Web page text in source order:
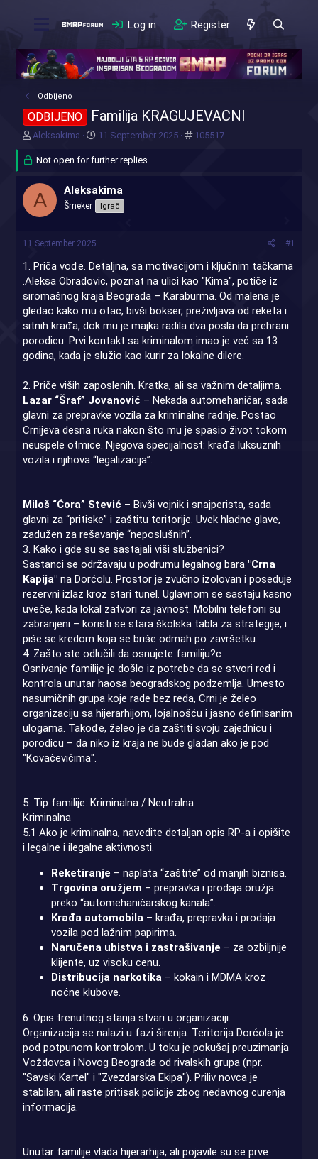
Log in Register
Odbijeno
ODBIJENO Familija KRAGUJEVACNI
T
r
a
d
t
e
r
Aleksakima
S
a
t
d
a
11 September 2025 #105517
Not open for further replies.
A Aleksakima
Šmeker Igrač
11 September 2025 #1
1. Priča vođe. Detaljna, sa motivacijom i ključnim tačkama
.Aleksa Obradovic, poznat na ulici kao "Kima", potiče iz
siromašnog kraja Beograda – Karaburma. Od malena je
gledao kako mu otac, bivši bokser, preživljava od reketa i
sitnih krađa, dok mu je majka radila dva posla da prehrani
porodicu. Prvi kontakt sa kriminalom imao je već sa 13
godina, kada je služio kao kurir za lokalne dilere.
2. Priče viših zaposlenih. Kratka, ali sa važnim detaljima.
Lazar “Šraf” Jovanović – Nekada automehaničar, sada
glavni za prepravke vozila za kriminalne radnje. Postao
Crnijeva desna ruka nakon što mu je spasio život tokom
neuspele otmice. Njegova specijalnost: krađa luksuznih
vozila i njihova “legalizacija”.
Miloš “Ćora” Stević – Bivši vojnik i snajperista, sada
glavni za “pritiske” i zaštitu teritorije. Uvek hladne glave,
zadužen za rešavanje “neposlušnih”.
3. Kako i gde su se sastajali viši službenici?
Sastanci se održavaju u podrumu legalnog bara"Crna
Kapija" na Dorćolu. Prostor je zvučno izolovan i poseduje
rezervni izlaz kroz stari tunel. Uglavnom se sastaju kasno
uveče, kada lokal zatvori za javnost. Mobilni telefoni su
zabranjeni – koristi se stara školska tabla za strategije, i
piše se kredom koja se briše odmah po završetku.
4. Zašto ste odlučili da osnujete familiju?c
Osnivanje familije je došlo iz potrebe da se stvori red i
kontrola unutar haosa beogradskog podzemlja. Umesto
nasumičnih grupa koje rade bez reda, Crni je želeo
organizaciju sa hijerarhijom, lojalnošću i jasno definisanim
ulogama. Takođe, želeo je da zaštiti svoju zajednicu i
porodicu – da niko iz kraja ne bude gladan ako je pod
"Kovačevićima".
5. Tip familije: Kriminalna / Neutralna
Kriminalna
5.1 Ako je kriminalna, navedite detaljan opis RP-a i opišite
i legalne i ilegalne aktivnosti.
Reketiranje – naplata “zaštite” od manjih biznisa.
Trgovina oružjem – prepravka i prodaja oružja
preko “automehaničarskog kanala”.
Krađa automobila – krađa, prepravka i prodaja
vozila pod lažnim papirima.
Naručena ubistva i zastrašivanje – za ozbiljnije
klijente, uz visoku cenu.
Distribucija narkotika – kokain i MDMA kroz
noćne klubove.
6. Opis trenutnog stanja stvari u organizaciji.
Organizacija se nalazi u fazi širenja. Teritorija Dorćola je
pod potpunom kontrolom. U toku je pokušaj preuzimanja
Voždovca i Novog Beograda od rivalskih grupa (npr.
"Savski Kartel" i "Zvezdarska Ekipa"). Priliv novca je
stabilan, ali raste pritisak policije zbog nedavnog curenja
informacija.
Unutar familije vlada hijerarhija, ali pojavile su se prve